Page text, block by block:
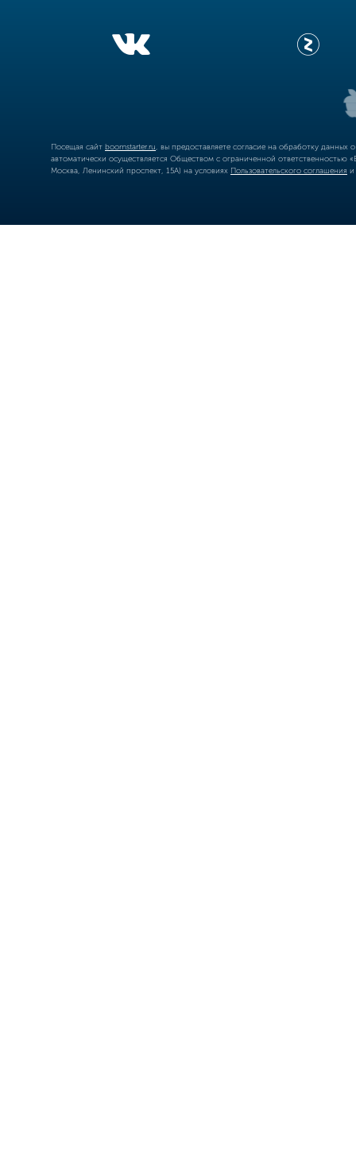
Посещая сайт boomstarter.ru , вы предоставляете согласие на обработку
автоматически осуществляется Обществом с ограниченной
Москва, Ленинский проспект, 15А) на условиях Пользовательского соглашения и